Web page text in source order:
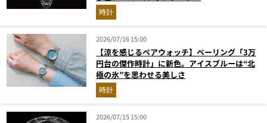
時計
2026/07/16 15:00
【涼を感じるペアウォッチ】ベーリング「3万
円台の傑作時計」に新色。アイスブルーは“北
極の氷”を思わせる美しさ
時計
2026/07/15 15:00